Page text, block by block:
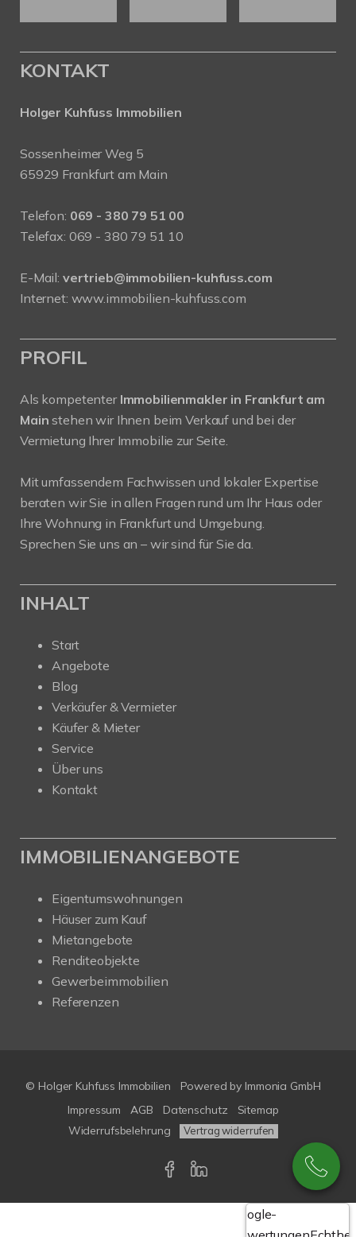
KONTAKT
Holger Kuhfuss Immobilien
Sossenheimer Weg 5
65929 Frankfurt am Main
Telefon: 069 - 380 79 51 00
Telefax: 069 - 380 79 51 10
E-Mail: vertrieb@immobilien-kuhfuss.com
Internet: www.immobilien-kuhfuss.com
PROFIL
Als kompetenter Immobilienmakler in Frankfurt am
Main stehen wir Ihnen beim Verkauf und bei der
Vermietung Ihrer Immobilie zur Seite.
Mit umfassendem Fachwissen und lokaler Expertise
beraten wir Sie in allen Fragen rund um Ihr Haus oder
Ihre Wohnung in Frankfurt und Umgebung.
Sprechen Sie uns an – wir sind für Sie da.
INHALT
Start
Angebote
Blog
Verkäufer & Vermieter
Käufer & Mieter
Service
Über uns
Kontakt
IMMOBILIENANGEBOTE
Eigentumswohnungen
Häuser zum Kauf
Mietangebote
Renditeobjekte
Gewerbeimmobilien
Referenzen
© Holger Kuhfuss Immobilien Powered by Immonia GmbH
Impressum
AGB Datenschutz
Sitemap
Widerrufsbelehrung
Vertrag widerrufen
Google-